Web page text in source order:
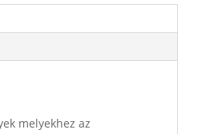
melyekhez az